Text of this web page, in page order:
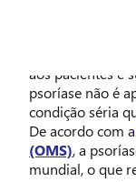
informações e
condição.
esse dia une
aos pacientes e
psoríase não é
condição séria
De acordo com a
(OMS), a
mundial, o que